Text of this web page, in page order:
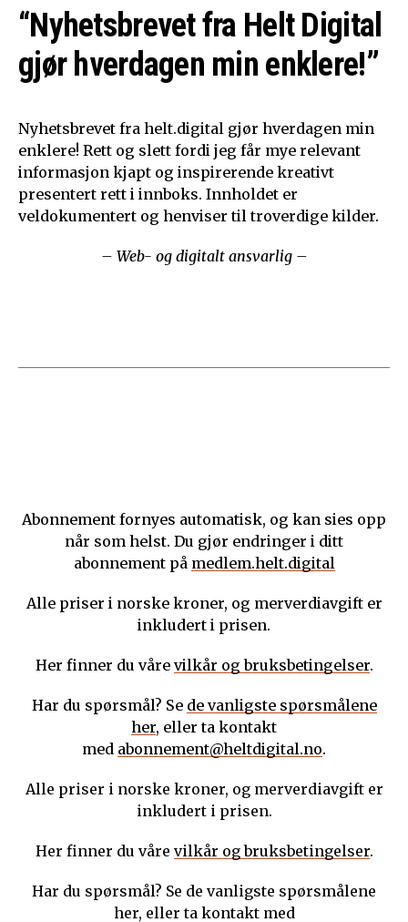
“Nyhetsbrevet fra Helt Digital
gjør hverdagen min enklere!”
Nyhetsbrevet fra helt.digital gjør hverdagen min
enklere! Rett og slett fordi jeg får mye relevant
informasjon kjapt og inspirerende kreativt
presentert rett i innboks. Innholdet er
veldokumentert og henviser til troverdige kilder.
– Web- og digitalt ansvarlig –
Abonnement fornyes automatisk, og kan sies opp
når som helst. Du gjør endringer i ditt
abonnement på medlem.helt.digital
Alle priser i norske kroner, og merverdiavgift er
inkludert i prisen.
Her finner du våre vilkår og bruksbetingelser.
Har du spørsmål? Se de vanligste spørsmålene
her, eller ta kontakt
med abonnement@heltdigital.no.
Alle priser i norske kroner, og merverdiavgift er
inkludert i prisen.
Her finner du våre vilkår og bruksbetingelser.
Har du spørsmål? Se de vanligste spørsmålene
her, eller ta kontakt med